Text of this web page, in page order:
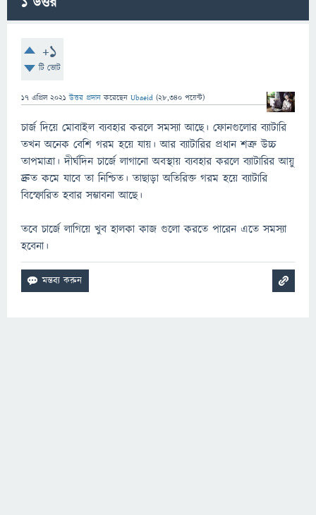
+1
টি ভোট
17 এপ্রিল 2021 উত্তর প্রদান করেছেন Ubaeid (28,340 পয়েন্ট)
চার্জ দিয়ে মোবাইল ব্যবহার করলে সমস্যা আছে। ফোনগুলোর ব্যাটারি
তখন অনেক বেশি গরম হয়ে যায়। আর ব্যাটারির প্রধান শত্রু উচ্চ
তাপমাত্রা। দীর্ঘদিন চার্জে লাগানো অবস্থায় ব্যবহার করলে ব্যাটারির আয়ু
দ্রুত কমে যাবে তা নিশ্চিত। তাছাড়া অতিরিক্ত গরম হয়ে ব্যাটারি
বিস্ফোরিত হবার সম্ভাবনা আছে।
তবে চার্জে লাগিয়ে খুব হালকা কাজ গুলো করতে পারেন এতে সমস্যা
হবেনা।